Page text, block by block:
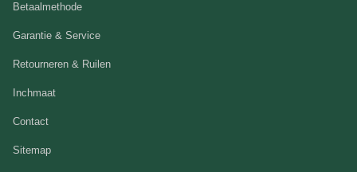
Betaalmethode
Garantie & Service
Retourneren & Ruilen
Inchmaat
Contact
Sitemap